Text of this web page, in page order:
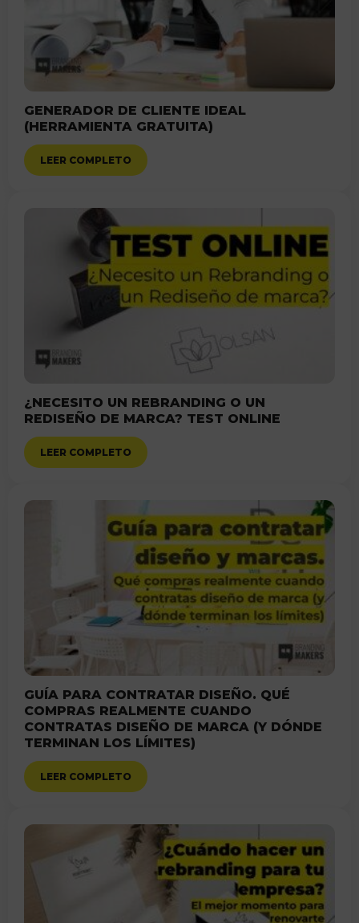
GENERADOR DE CLIENTE IDEAL
(HERRAMIENTA GRATUITA)
LEER COMPLETO
¿NECESITO UN REBRANDING O UN
REDISEÑO DE MARCA? TEST ONLINE
LEER COMPLETO
GUÍA PARA CONTRATAR DISEÑO. QUÉ
COMPRAS REALMENTE CUANDO
CONTRATAS DISEÑO DE MARCA (Y DÓNDE
TERMINAN LOS LÍMITES)
LEER COMPLETO